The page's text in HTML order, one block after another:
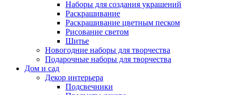
Наборы для создания украшений
Раскрашивание
Раскрашивание цветным песком
Рисование светом
Шитье
Новогодние наборы для творчества
Подарочные наборы для творчества
Дом и сад
Декор интерьера
Подсвечники